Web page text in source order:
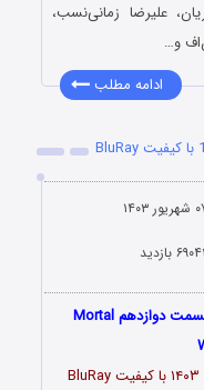
علیرضا زمانی‌نسب،
و…
ادامه مطلب
۱۴۰۳
بازدید
دانلود فصل سوم سریال زخم کاری 3 قسمت دوازدهم Mortal